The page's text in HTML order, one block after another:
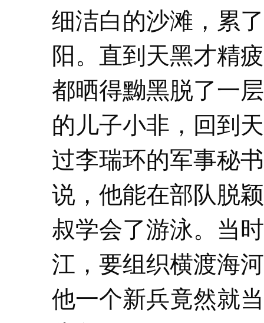
细洁白的沙滩，累
阳。直到天黑才精
都晒得黝黑脱了一
的儿子小非，回到
过李瑞环的军事秘
说，他能在部队脱
叔学会了游泳。当
江，要组织横渡海
他一个新兵竟然就